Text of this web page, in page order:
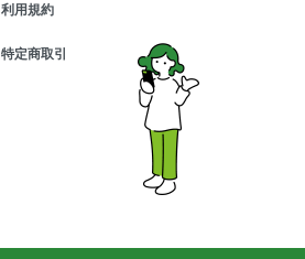
利用規約
特定商取引